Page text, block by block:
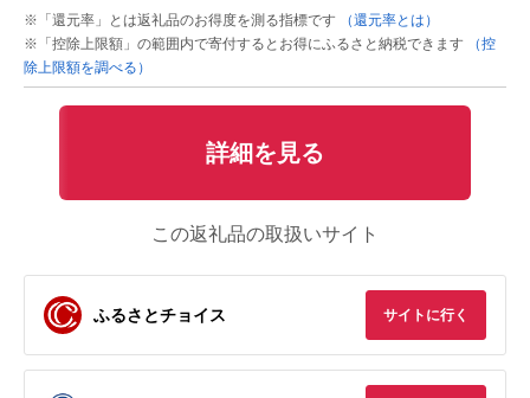
※「還元率」とは返礼品のお得度を測る指標です
（還元率とは）
※「控除上限額」の範囲内で寄付するとお得にふるさと納税できます
（控
除上限額を調べる）
詳細を見る
この返礼品の取扱いサイト
ふるさとチョイス サイトに行く